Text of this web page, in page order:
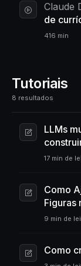
Claude
de
416 min
Tutoriais
8 resultados
LLMs
17 min de
Como
Figuras
9 min de
Como